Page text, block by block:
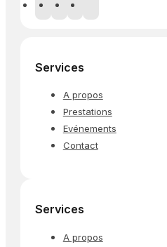
Services
A propos
Prestations
Evénements
Contact
Services
A propos